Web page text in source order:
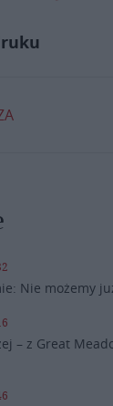
Nie możemy
– z Great